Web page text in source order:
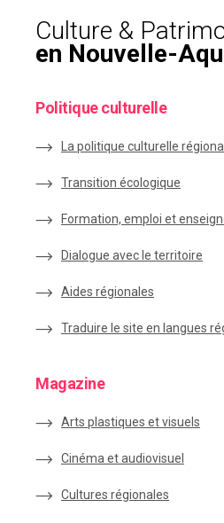
Culture &
en Nouvelle-
Politique culturelle
La politique culturelle
Transition écologique
Formation, emploi et
Dialogue avec le territoire
Aides régionales
Traduire le site en langues
Magazine
Arts plastiques et visuels
Cinéma et audiovisuel
Cultures régionales